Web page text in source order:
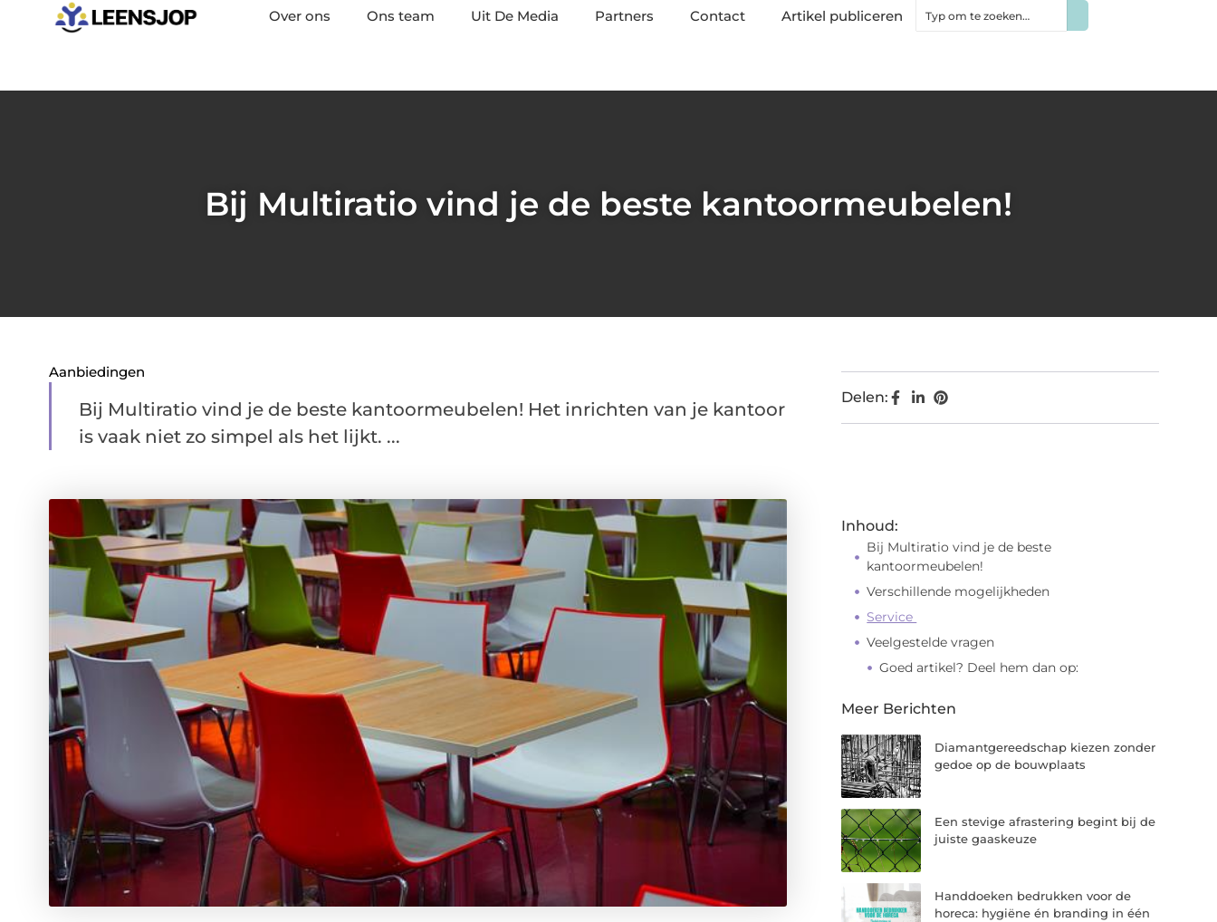
Over ons Ons team Uit De Media Partners Contact Artikel publiceren
Bij Multiratio vind je de beste kantoormeubelen!
Aanbiedingen
Bij Multiratio vind je de beste kantoormeubelen! Het inrichten van je kantoor
is vaak niet zo simpel als het lijkt. ...
Delen:
Inhoud:
Bij Multiratio vind je de beste
kantoormeubelen!
Verschillende mogelijkheden
Service
Veelgestelde vragen
Goed artikel? Deel hem dan op:
Meer Berichten
Diamantgereedschap kiezen zonder
gedoe op de bouwplaats
Een stevige afrastering begint bij de
juiste gaaskeuze
Handdoeken bedrukken voor de
horeca: hygiëne én branding in één